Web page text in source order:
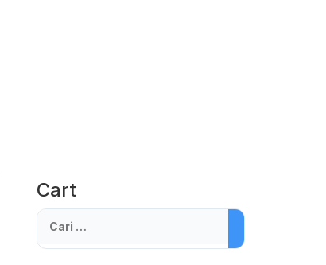
Cart
Cari
untuk: